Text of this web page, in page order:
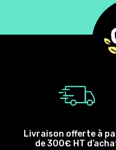
Livraison offerte à
de 300€ HT